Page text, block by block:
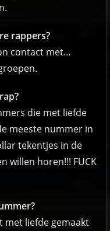
rappers?
contact met…
die met liefde
meeste nummer in
tekentjes in de
willen horen!!! FUCK
met liefde gemaakt